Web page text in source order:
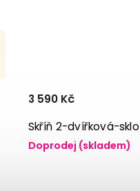
Skříň 2-dvířková-sklo
Doprodej (skladem)
3 590 Kč